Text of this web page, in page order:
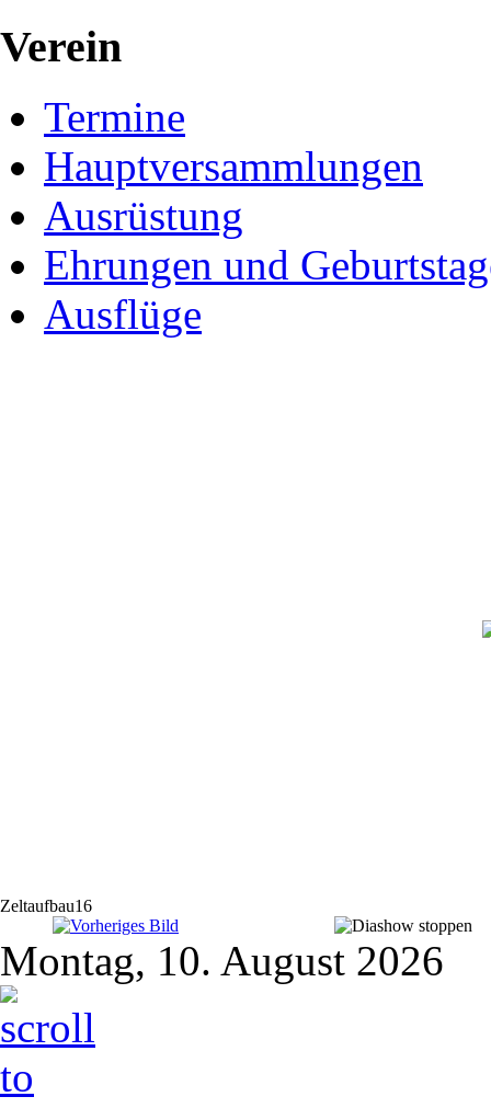
Verein
Termine
Hauptversammlungen
Ausrüstung
Ehrungen und
Ausflüge
Zeltaufbau16
Montag, 10. August 2026